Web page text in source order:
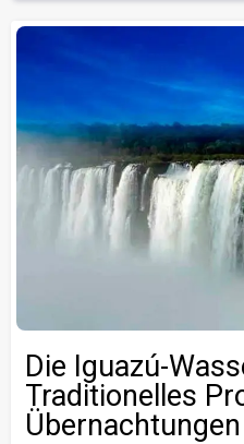
Die Iguazú-
Traditionelles
Übernachtungen